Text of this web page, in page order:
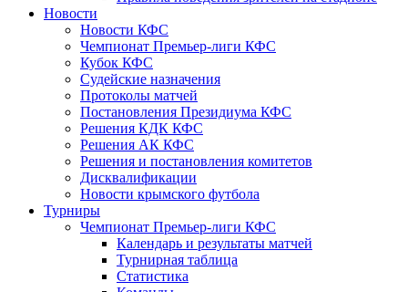
Новости
Новости КФС
Чемпионат Премьер-лиги КФС
Кубок КФС
Судейские назначения
Протоколы матчей
Постановления Президиума КФС
Решения КДК КФС
Решения АК КФС
Решения и постановления комитетов
Дисквалификации
Новости крымского футбола
Турниры
Чемпионат Премьер-лиги КФС
Календарь и результаты матчей
Турнирная таблица
Статистика